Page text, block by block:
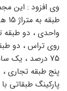
وی افزود : این
واحدی ، دو طبقه
روی تراس ، دو
پنج طبقه تجاری
پارکینگ طبقاتی با